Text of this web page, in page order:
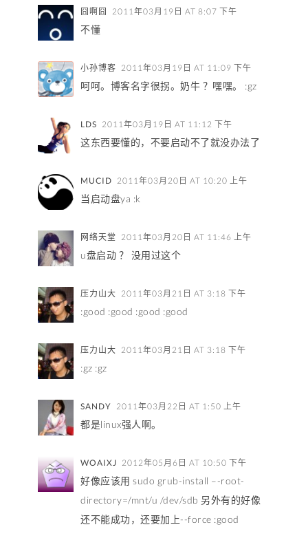
囧啊囧 2011年03月19日 AT 8:07 下午
不懂
小孙博客 2011年03月19日 AT 11:09 下午
呵呵。博客名字很拐。奶牛 ？嘿嘿。 :gz
LDS 2011年03月19日 AT 11:12 下午
这东西要懂的，不要启动不了就没办法了
MUCID 2011年03月20日 AT 10:20 上午
当启动盘ya :k
网络天堂 2011年03月20日 AT 11:46 上午
u盘启动 ？ 没用过这个
压力山大 2011年03月21日 AT 3:18 下午
:good :good :good :good
压力山大 2011年03月21日 AT 3:18 下午
:gz :gz
SANDY 2011年03月22日 AT 1:50 上午
都是linux强人啊。
WOAIXJ 2012年05月6日 AT 10:50 下午
好像应该用 sudo grub-install –-root-
directory=/mnt/u /dev/sdb 另外有的好像
还不能成功，还要加上--force :good